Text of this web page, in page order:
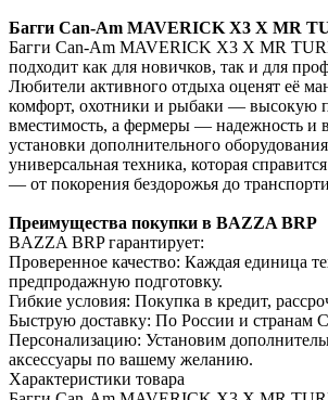
Багги Can-Am MAVERICK X3 X MR
Багги Can-Am MAVERICK X3 X MR
подходит как для новичков, так и для
Любители активного отдыха оценят её
комфорт, охотники и рыбаки — высокую
вместимость, а фермеры — надежность и
установки дополнительного
универсальная техника, которая
— от покорения бездорожья до
Преимущества покупки в BAZZA BRP
BAZZA BRP гарантирует:
Проверенное качество: Каждая единица
предпродажную подготовку.
Гибкие условия: Покупка в кредит,
Быструю доставку: По России и странам
Персонализацию: Установим
аксессуары по вашему желанию.
Характеристики товара